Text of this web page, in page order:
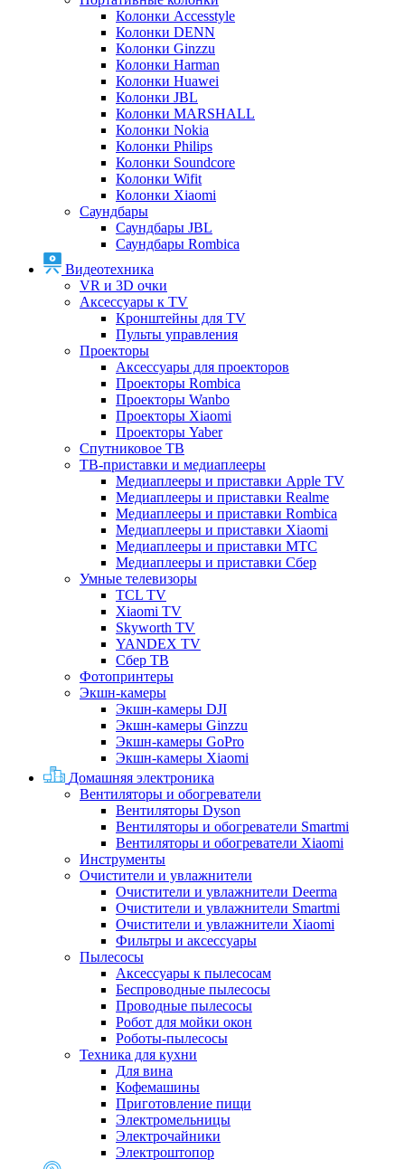
Колонки Accesstyle
Колонки DENN
Колонки Ginzzu
Колонки Harman
Колонки Huawei
Колонки JBL
Колонки MARSHALL
Колонки Nokia
Колонки Philips
Колонки Soundcore
Колонки Wifit
Колонки Xiaomi
Саундбары
Саундбары JBL
Саундбары Rombica
Видеотехника
VR и 3D очки
Аксессуары к TV
Кронштейны для TV
Пульты управления
Проекторы
Аксессуары для проекторов
Проекторы Rombica
Проекторы Wanbo
Проекторы Xiaomi
Проекторы Yaber
Спутниковое ТВ
ТВ-приставки и медиаплееры
Медиаплееры и приставки Apple TV
Медиаплееры и приставки Realme
Медиаплееры и приставки Rombica
Медиаплееры и приставки Xiaomi
Медиаплееры и приставки МТС
Медиаплееры и приставки Сбер
Умные телевизоры
TCL TV
Xiaomi TV
Skyworth TV
YANDEX TV
Сбер ТВ
Фотопринтеры
Экшн-камеры
Экшн-камеры DJI
Экшн-камеры Ginzzu
Экшн-камеры GoPro
Экшн-камеры Xiaomi
Домашняя электроника
Вентиляторы и обогреватели
Вентиляторы Dyson
Вентиляторы и обогреватели Smartmi
Вентиляторы и обогреватели Xiaomi
Инструменты
Очистители и увлажнители
Очистители и увлажнители Deerma
Очистители и увлажнители Smartmi
Очистители и увлажнители Xiaomi
Фильтры и аксессуары
Пылесосы
Аксессуары к пылесосам
Беспроводные пылесосы
Проводные пылесосы
Робот для мойки окон
Роботы-пылесосы
Техника для кухни
Для вина
Кофемашины
Приготовление пищи
Электромельницы
Электрочайники
Электроштопор